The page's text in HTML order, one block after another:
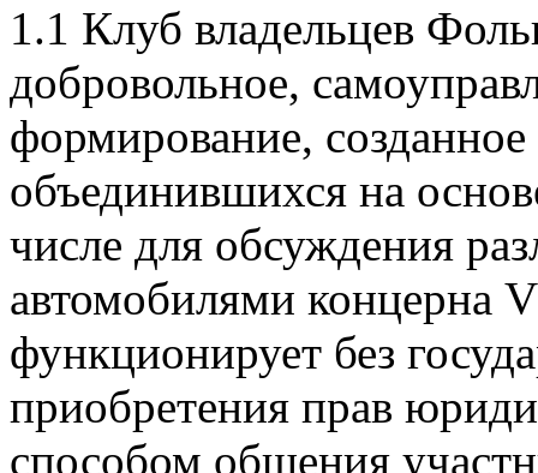
1.1 Клуб владельцев
добровольное,
формирование,
объединившихся на
числе для обсуждения
автомобилями концерна
функционирует без
приобретения прав
способом общения